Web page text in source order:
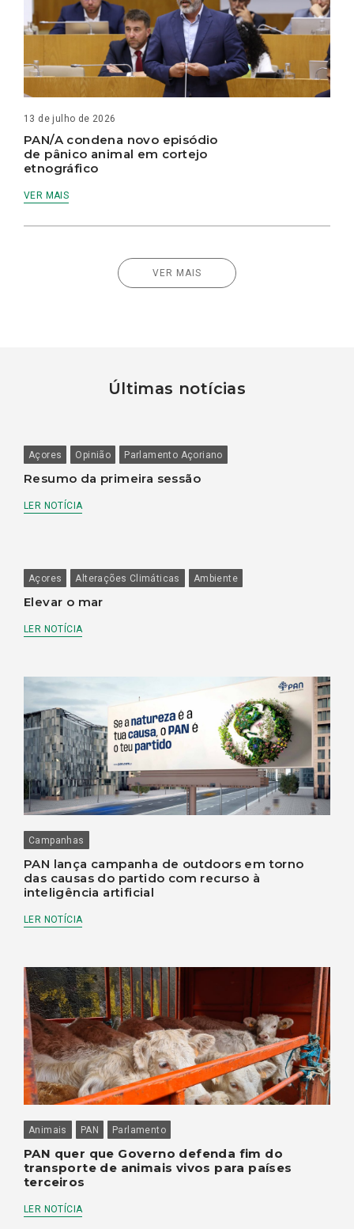
13 de julho de 2026
PAN/A condena novo episódio
de pânico animal em cortejo
etnográfico
VER MAIS
VER MAIS
Últimas notícias
Açores Opinião Parlamento Açoriano
Resumo da primeira sessão
LER NOTÍCIA
Açores Alterações Climáticas Ambiente
Elevar o mar
LER NOTÍCIA
Campanhas
PAN lança campanha de outdoors em torno
das causas do partido com recurso à
inteligência artificial
LER NOTÍCIA
Animais PAN Parlamento
PAN quer que Governo defenda fim do
transporte de animais vivos para países
terceiros
LER NOTÍCIA